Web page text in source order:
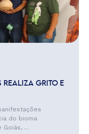
REALIZA GRITO E
do bioma
...